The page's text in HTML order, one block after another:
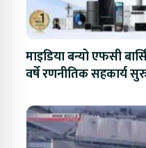
माइडिया बन्यो एफसी
वर्षे रणनीतिक सहकार्य